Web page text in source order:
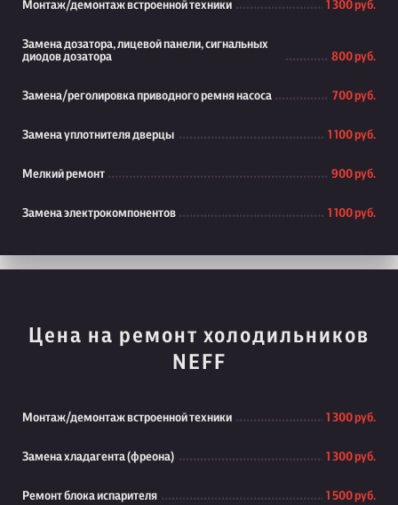
Монтаж/демонтаж встроенной техники 1 300 руб.
Замена дозатора, лицевой панели, сигнальных
диодов дозатора
800 руб.
Замена/реголировка приводного ремня насоса 700 руб.
Замена уплотнителя дверцы 1 100 руб.
Мелкий ремонт 900 руб.
Замена электрокомпонентов 1 100 руб.
Цена на ремонт холодильников
NEFF
Монтаж/демонтаж встроенной техники 1 300 руб.
Замена хладагента (фреона) 1 300 руб.
Ремонт блока испарителя 1 500 руб.